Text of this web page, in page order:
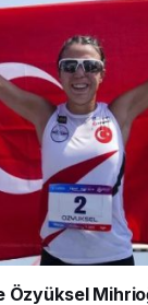
Özyüksel